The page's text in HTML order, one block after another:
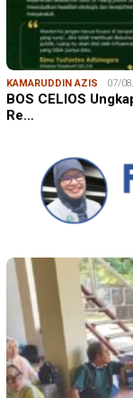
KAMARUDDIN AZIS 07/
BOS CELIOS
Re…